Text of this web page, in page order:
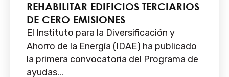
REHABILITAR EDIFICIOS TERCIARIOS
DE CERO EMISIONES
El Instituto para la Diversificación y
Ahorro de la Energía (IDAE) ha publicado
la primera convocatoria del Programa de
ayudas...